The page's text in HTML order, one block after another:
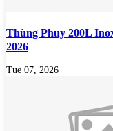
Thùng Phuy 200L
2026
Tue 07, 2026